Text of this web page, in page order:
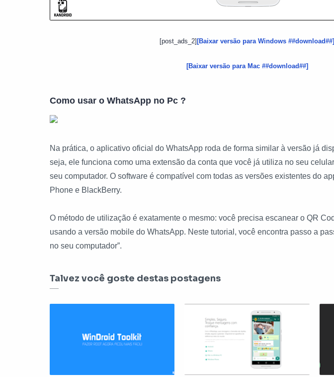
[post_ads_2] [Baixar versão para Windows ##download##]
[Baixar versão para Mac ##download##]
Como usar o WhatsApp no Pc ?
Na prática, o aplicativo oficial do WhatsApp roda de forma similar à versão já
seja, ele funciona como uma extensão da conta que você já utiliza no seu
seu computador. O software é compatível com todas as versões existentes do
Phone e BlackBerry.
O método de utilização é exatamente o mesmo: você precisa escanear o QR
usando a versão mobile do WhatsApp. Neste tutorial, você encontra passo a
no seu computador”.
Talvez você goste destas postagens